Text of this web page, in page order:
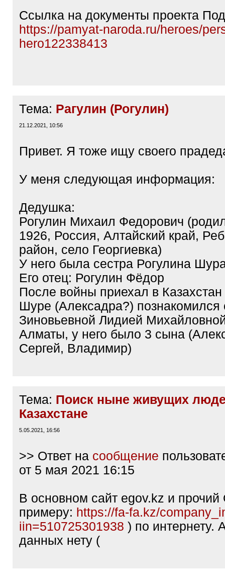
Ссылка на документы проекта
https://pamyat-naroda.ru/heroes/
hero122338413
Тема: Рагулин (Рогулин)
21.12.2021, 10:56
Привет. Я тоже ищу своего
У меня следующая информация:
Дедушка:
Рогулин Михаил Федорович
1926, Россия, Алтайский край,
район, село Георгиевка)
У него была сестра Рогулина
Его отец: Рогулин Фёдор
После войны приехал в Казахстан
Шуре (Алексадра?) познакомился
Зиновьевной Лидией
Алматы, у него было 3 сына
Сергей, Владимир)
Тема: Поиск ныне живущих
Казахстане
5.05.2021, 16:56
>> Ответ на сообщение
от 5 мая 2021 16:15
В основном сайт egov.kz и прочий
примеру: https://fa-fa.kz/
iin=510725301938 ) по интернету.
данных нету (